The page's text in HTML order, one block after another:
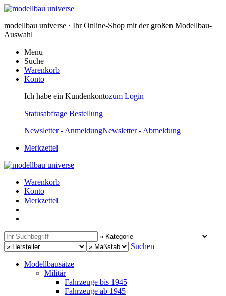
modellbau universe · Ihr Online-Shop mit der großen Modellbau-
Auswahl
Menu
Suche
Warenkorb
Konto
Ich habe ein Kundenkontozum Login
Statusabfrage Bestellung
Newsletter - AnmeldungNewsletter - Abmeldung
Merkzettel
Warenkorb
Konto
Merkzettel
Suchen
Modellbausätze
Militär
Fahrzeuge bis 1945
Fahrzeuge ab 1945